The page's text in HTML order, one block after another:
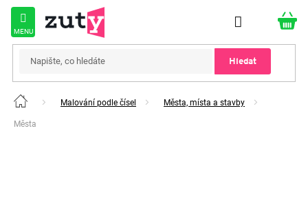
Přejít
obsah
Hledat
Domů Malování podle čísel Města, místa a stavby
Města